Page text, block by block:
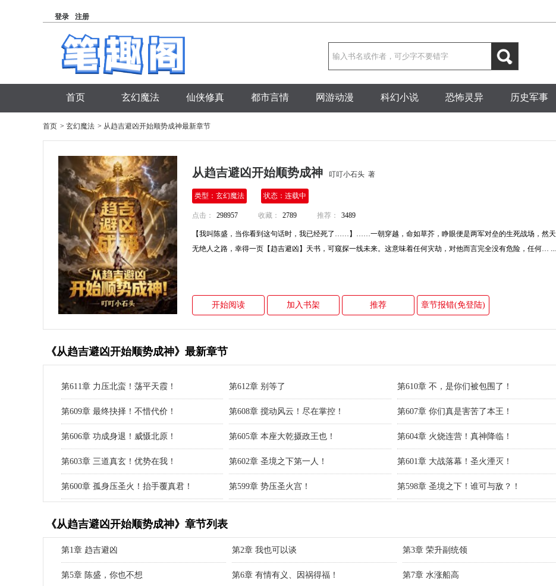
登录 注册
首页 玄幻魔法 仙侠修真 都市言情 网游动漫 科幻小说 恐怖灵异 历史军事
首页 > 玄幻魔法 > 从趋吉避凶开始顺势成神最新章节
从趋吉避凶开始顺势成神 叮叮小石头 著
类型：玄幻魔法 状态：连载中
点击： 298957 收藏： 2789 推荐： 3489
【我叫陈盛，当你看到这句话时，我已经死了……】……一朝穿越，命如草芥，睁眼便是两军对垒的生死战场，然天
无绝人之路，幸得一页【趋吉避凶】天书，可窥探一线未来。这意味着任何灾劫，对他而言完全没有危险，任何… ...
开始阅读 加入书架 推荐 章节报错(免登陆)
《从趋吉避凶开始顺势成神》最新章节
第611章 力压北蛮！荡平天霞！ 第612章 别等了 第610章 不，是你们被包围了！
第609章 最终抉择！不惜代价！ 第608章 搅动风云！尽在掌控！ 第607章 你们真是害苦了本王！
第606章 功成身退！威慑北原！ 第605章 本座大乾摄政王也！ 第604章 火烧连营！真神降临！
第603章 三道真玄！优势在我！ 第602章 圣境之下第一人！ 第601章 大战落幕！圣火湮灭！
第600章 孤身压圣火！抬手覆真君！ 第599章 势压圣火宫！ 第598章 圣境之下！谁可与敌？！
《从趋吉避凶开始顺势成神》章节列表
第1章 趋吉避凶 第2章 我也可以谈 第3章 荣升副统领
第5章 陈盛，你也不想 第6章 有情有义、因祸得福！ 第7章 水涨船高